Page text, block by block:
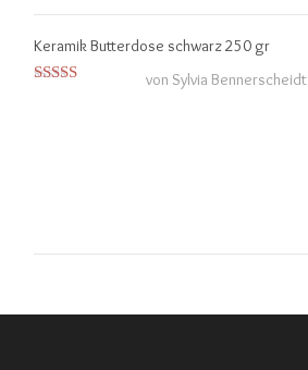
Keramik Butterdose schwarz 250 gr
von Sylvia Bennerscheidt